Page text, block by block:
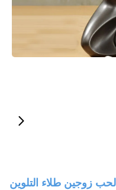
زوجين طلاء التلوين